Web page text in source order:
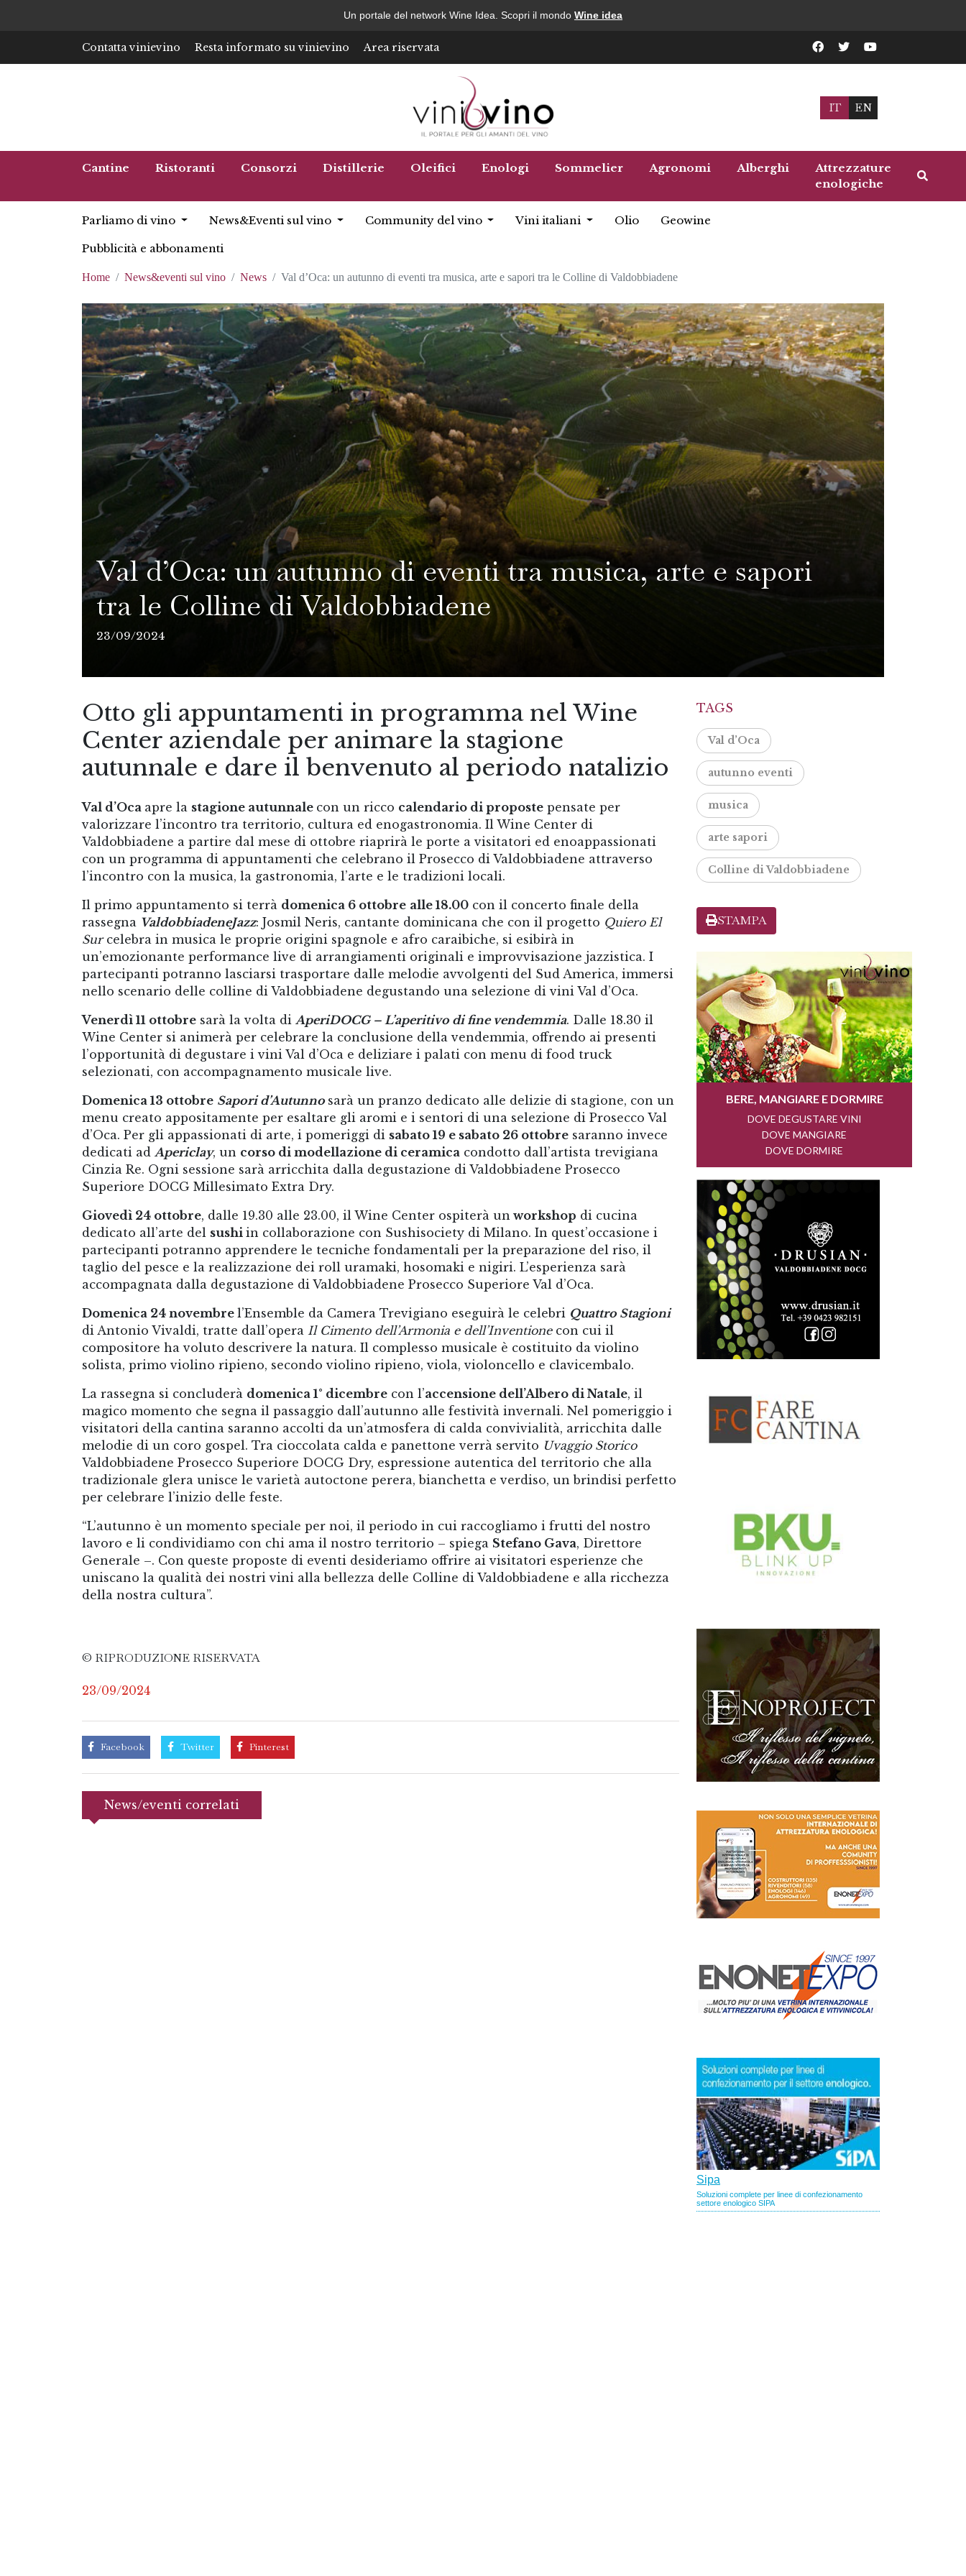
Un portale del network Wine Idea. Scopri il mondo Wine idea
Contatta vinievino Resta informato su vinievino Area riservata
IT EN
Cantine Ristoranti Consorzi Distillerie Oleifici Enologi Sommelier Agronomi Alberghi
Attrezzature
enologiche
Parliamo di vino News&Eventi sul vino Community del vino Vini italiani Olio Geowine
Pubblicità e abbonamenti
Home News&eventi sul vino News Val d’Oca: un autunno di eventi tra musica, arte e sapori tra le Colline di Valdobbiadene
Val d’Oca: un autunno di eventi tra musica, arte e sapori
tra le Colline di Valdobbiadene
23/09/2024
Otto gli appuntamenti in programma nel Wine
Center aziendale per animare la stagione
autunnale e dare il benvenuto al periodo natalizio
Val d’Oca apre la stagione autunnale con un ricco calendario di proposte pensate per
valorizzare l’incontro tra territorio, cultura ed enogastronomia. Il Wine Center di
Valdobbiadene a partire dal mese di ottobre riaprirà le porte a visitatori ed enoappassionati
con un programma di appuntamenti che celebrano il Prosecco di Valdobbiadene attraverso
l’incontro con la musica, la gastronomia, l’arte e le tradizioni locali.
Il primo appuntamento si terrà domenica 6 ottobre alle 18.00 con il concerto finale della
rassegna ValdobbiadeneJazz: Josmil Neris, cantante dominicana che con il progetto Quiero El
Surcelebra in musica le proprie origini spagnole e afro caraibiche, si esibirà in
un’emozionante performance live di arrangiamenti originali e improvvisazione jazzistica. I
partecipanti potranno lasciarsi trasportare dalle melodie avvolgenti del Sud America, immersi
nello scenario delle colline di Valdobbiadene degustando una selezione di vini Val d’Oca.
Venerdì 11 ottobre sarà la volta di AperiDOCG – L’aperitivo di fine vendemmia. Dalle 18.30 il
Wine Center si animerà per celebrare la conclusione della vendemmia, offrendo ai presenti
l’opportunità di degustare i vini Val d’Oca e deliziare i palati con menu di food truck
selezionati, con accompagnamento musicale live.
Domenica 13 ottobre Sapori d’Autunno sarà un pranzo dedicato alle delizie di stagione, con un
menu creato appositamente per esaltare gli aromi e i sentori di una selezione di Prosecco Val
d’Oca. Per gli appassionati di arte, i pomeriggi di sabato 19 e sabato 26 ottobre saranno invece
dedicati ad Apericlay, un corso di modellazione di ceramica condotto dall’artista trevigiana
Cinzia Re. Ogni sessione sarà arricchita dalla degustazione di Valdobbiadene Prosecco
Superiore DOCG Millesimato Extra Dry.
Giovedì 24 ottobre, dalle 19.30 alle 23.00, il Wine Center ospiterà un workshop di cucina
dedicato all’arte del sushi in collaborazione con Sushisociety di Milano. In quest’occasione i
partecipanti potranno apprendere le tecniche fondamentali per la preparazione del riso, il
taglio del pesce e la realizzazione dei roll uramaki, hosomaki e nigiri. L’esperienza sarà
accompagnata dalla degustazione di Valdobbiadene Prosecco Superiore Val d’Oca.
Domenica 24 novembre l’Ensemble da Camera Trevigiano eseguirà le celebri Quattro Stagioni
di Antonio Vivaldi, tratte dall’opera Il Cimento dell’Armonia e dell’Inventionecon cui il
compositore ha voluto descrivere la natura. Il complesso musicale è costituito da violino
solista, primo violino ripieno, secondo violino ripieno, viola, violoncello e clavicembalo. ​ ​
La rassegna si concluderà domenica 1° dicembre con l’accensione dell’Albero di Natale, il
magico momento che segna il passaggio dall’autunno alle festività invernali. Nel pomeriggio i
visitatori della cantina saranno accolti da un’atmosfera di calda convivialità, arricchita dalle
melodie di un coro gospel. Tra cioccolata calda e panettone verrà servito Uvaggio Storico
Valdobbiadene Prosecco Superiore DOCG Dry, espressione autentica del territorio che alla
tradizionale glera unisce le varietà autoctone perera, bianchetta e verdiso, un brindisi perfetto
per celebrare l’inizio delle feste. ​
“L’autunno è un momento speciale per noi, il periodo in cui raccogliamo i frutti del nostro
lavoro e li condividiamo con chi ama il nostro territorio – spiega Stefano Gava, Direttore
Generale –. Con queste proposte di eventi desideriamo offrire ai visitatori esperienze che
uniscano la qualità dei nostri vini alla bellezza delle Colline di Valdobbiadene e alla ricchezza
della nostra cultura”.
© RIPRODUZIONE RISERVATA
23/09/2024
Facebook Twitter Pinterest
News/eventi correlati
TAGS
Val d’Oca
autunno eventi
musica
arte sapori
Colline di Valdobbiadene
STAMPA